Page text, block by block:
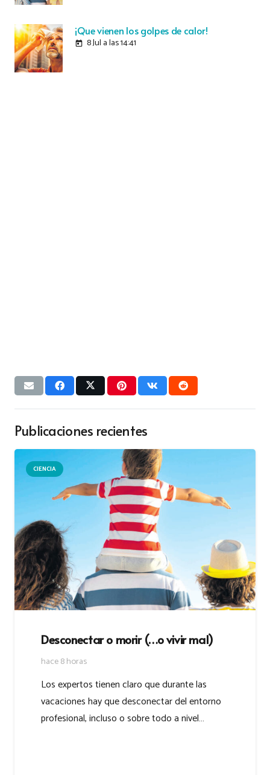
¡Que vienen los golpes de calor!
today 8 Jul a las 14:41
Publicaciones recientes
CIENCIA
Desconectar o morir (…o vivir mal)
hace 8 horas
Los expertos tienen claro que durante las
vacaciones hay que desconectar del entorno
profesional, incluso o sobre todo a nivel…